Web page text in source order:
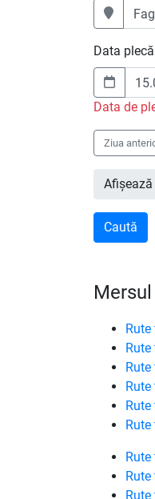
Data
Data de
Ziua